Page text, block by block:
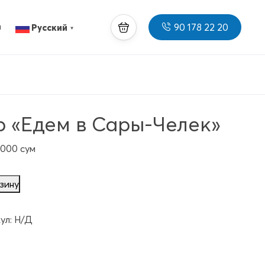
Русский ▼ 90 178 22 20
«Едем в Сары-Челек»
сум
Н/Д